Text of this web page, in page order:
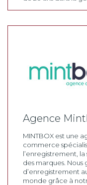
Agence
MINTBOX est une
commerce
l’enregistrement,
des marques. Nous
d’enregistrement
monde grâce à